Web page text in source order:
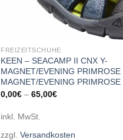
FREIZEITSCHUHE
KEEN – SEACAMP II CNX Y-
MAGNET/EVENING PRIMROSE
MAGNET/EVENING PRIMROSE
0,00€ –65,00€
inkl. MwSt.
zzgl.Versandkosten